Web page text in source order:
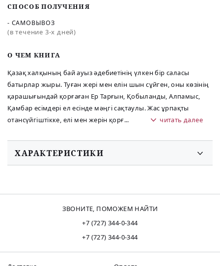
O ЧЕМ КНИГА
Қазақ халқының бай ауыз әдебиетінің үлкен бір саласы
батырлар жыры. Туған жері мен елін шын сұйген, оны көзінің
қарашығындай қорғаған Ер Тарғын, Қобыланды, Алпамыс,
Қамбар есімдері ел есінде мәңгі сақтаулы. Жас ұрпақты
отансүйгіштікке, елі мен жерін қорғ... читать далее
СПОСОБ ПОЛУЧЕНИЯ
- САМОВЫВОЗ
(в течение 3-х дней)
ХАРАКТЕРИСТИКИ
ЗВОНИТЕ, ПОМОЖЕМ НАЙТИ
+7 (727) 344-0-344
+7 (727) 344-0-344